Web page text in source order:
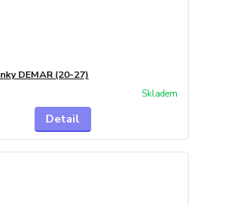
DEMAR (20-27)
Skladem
Detail